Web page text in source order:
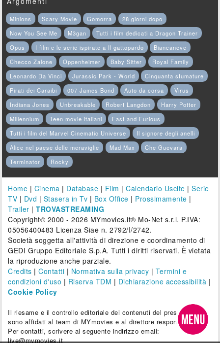
Minions Scary Movie Gomorra
28 giorni dopo
Now You See Me
M3gan
Tutti i film dedicati a Dragon Trainer
Opus
I film e le serie ispirate a Il gattopardo
Biancaneve
Checco Zalone
Oppenheimer Baby Sitter
Royal Family
Leonardo Da Vinci
Jurassic Park - World
Cinquanta sfumature
Pirati dei Caraibi
007 James Bond Auto da corsa
Virus
Indiana Jones
Unbreakable Robert Langdon
Harry Potter
Millennium
Teen movie italiani
Fast and Furious
Tutti i film del Marvel Cinematic Universe
Il signore degli anelli
Alice nel paese delle meraviglie
Mad Max
Che Guevara
Terminator
Rocky
Home | Cinema | Database | Film |Calendario Uscite |Serie
TV | Dvd | Stasera in Tv | Box Office | Prossimamente |
Trailer |TROVASTREAMING
Copyright© 2000 - 2026 MYmovies.it® Mo-Net s.r.l. P.IVA:
05056400483 Licenza Siae n. 2792/I/2742.
Società soggetta all'attività di direzione e coordinamento di
GEDI Gruppo Editoriale S.p.A. Tutti i diritti riservati. È vietata
la riproduzione anche parziale.
Credits |Contatti | Normativa sulla privacy | Termini e
condizioni d'uso | Riserva TDM | Dichiarazione accessibilità |
Cookie Policy
Il riesame e il controllo editoriale dei contenuti del presente sito
sono affidati al team di MYmovies e al direttore responsabile.
Per contatti, scrivere al seguente indirizzo email:
live@mymovies.it